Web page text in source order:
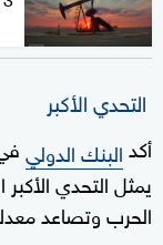
التحدي الأكبر
أكدالبنك الدولي
يمثل التحدي
الحرب وتصاعد